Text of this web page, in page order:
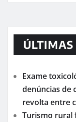
Exame
denúncias de
revolta entre
Turismo rural